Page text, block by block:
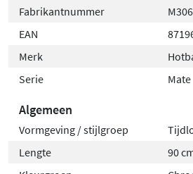
handdouche stevig kunt parkeren op
hoogte. Dankzij de strakke
hoogwaardige materialen past deze
modern badkamerinterieur. De
aansluitingen.
Fabrikantnummer
EAN
Merk
Serie
Mate
Algemeen
Vormgeving / stijlgroep
Lengte
90